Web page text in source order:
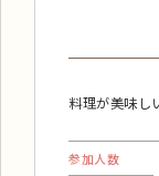
料理が美味し
参加人数